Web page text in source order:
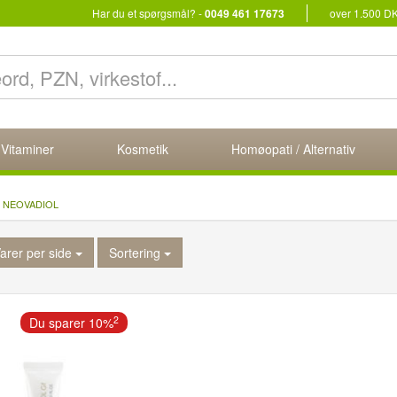
Har du et spørgsmål? -0049 461 17673 over 1.500
Kosmetik Homøopati / Alternativ
NEOVADIOL
per side Sortering
Du sparer 10%2